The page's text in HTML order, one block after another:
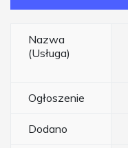
Nazwa
(Usługa)
Ogłoszenie
Dodano